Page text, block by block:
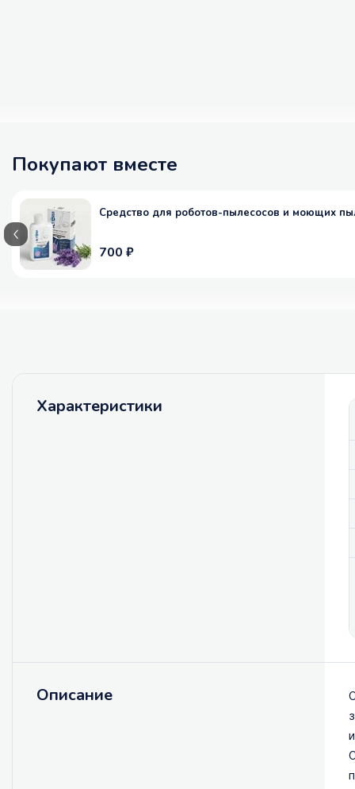
Покупают вместе
Средство для роботов-пылесосов и моющих
700 ₽
Характеристики
Описание